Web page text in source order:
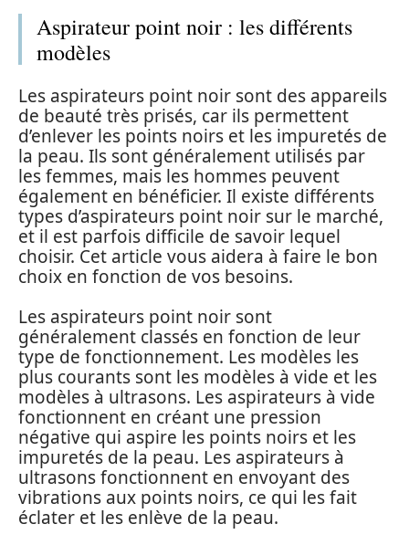
Aspirateur point noir : les différents
modèles
Les aspirateurs point noir sont des appareils
de beauté très prisés, car ils permettent
d’enlever les points noirs et les impuretés de
la peau. Ils sont généralement utilisés par
les femmes, mais les hommes peuvent
également en bénéficier. Il existe différents
types d’aspirateurs point noir sur le marché,
et il est parfois difficile de savoir lequel
choisir. Cet article vous aidera à faire le bon
choix en fonction de vos besoins.
Les aspirateurs point noir sont
généralement classés en fonction de leur
type de fonctionnement. Les modèles les
plus courants sont les modèles à vide et les
modèles à ultrasons. Les aspirateurs à vide
fonctionnent en créant une pression
négative qui aspire les points noirs et les
impuretés de la peau. Les aspirateurs à
ultrasons fonctionnent en envoyant des
vibrations aux points noirs, ce qui les fait
éclater et les enlève de la peau.